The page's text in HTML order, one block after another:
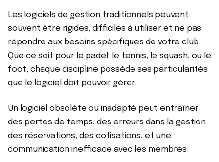
Les logiciels de gestion traditionnels peuvent
souvent être rigides, difficiles à utiliser et ne pas
répondre aux besoins spécifiques de votre club.
Que ce soit pour le padel, le tennis, le squash, ou le
foot, chaque discipline possède ses particularités
que le logiciel doit pouvoir gérer.
Un logiciel obsolète ou inadapté peut entraîner
des pertes de temps, des erreurs dans la gestion
des réservations, des cotisations, et une
communication inefficace avec les membres.